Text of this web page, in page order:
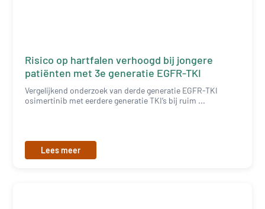
Risico op hartfalen verhoogd bij jongere
patiënten met 3e generatie EGFR-TKI
Vergelijkend onderzoek van derde generatie EGFR-TKI
osimertinib met eerdere generatie TKI’s bij ruim ...
Lees meer